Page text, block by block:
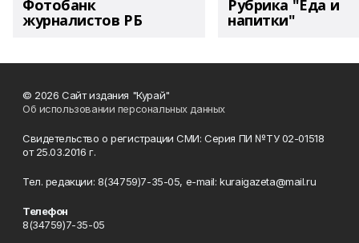
Фотобанк
журналистов РБ
Рубрика "Еда и
напитки"
© 2026 Сайт издания "Курай"
Об использовании персональных данных
Свидетельство о регистрации СМИ: Серия ПИ №ТУ 02-01518
от 25.03.2016 г.
Тел. редакции: 8(34759)7-35-05, e-mail: kuraigazeta@mail.ru
Телефон
8(34759)7-35-05